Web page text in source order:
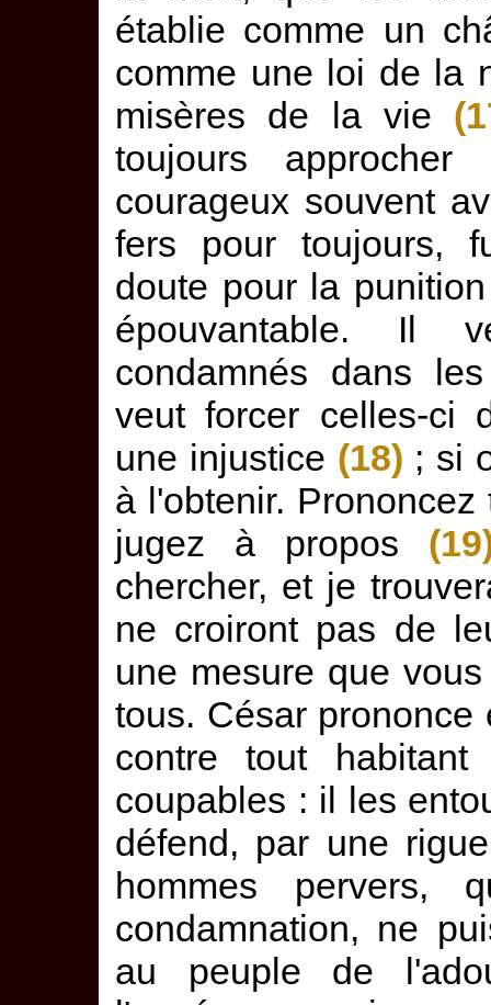
établie comme un
comme une loi de la
misères de la vie
toujours
courageux souvent
fers pour toujours,
doute pour la
épouvantable. Il
condamnés dans
veut forcer celles-ci
une injustice (18) ; si
à l'obtenir.
jugez à propos
chercher, et je
ne croiront pas de
une mesure que
tous. César
contre tout
coupables : il les
défend, par une
hommes pervers,
condamnation, ne
au peuple de